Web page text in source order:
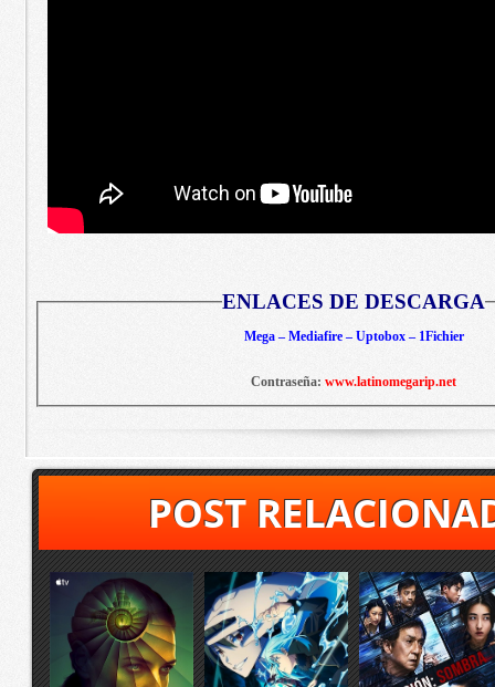
ENLACES DE DESCARGA
Mega – Mediafire – Uptobox – 1Fichier
Contraseña: www.latinomegarip.net
POST